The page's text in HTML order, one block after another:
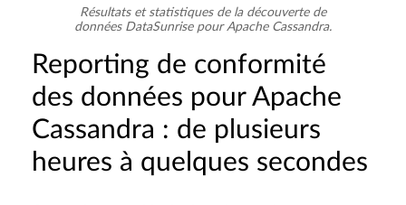
Résultats et statistiques de la découverte de
données DataSunrise pour Apache Cassandra.
Reporting de conformité
des données pour Apache
Cassandra : de plusieurs
heures à quelques secondes